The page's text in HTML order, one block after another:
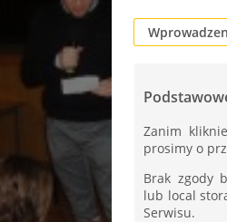
Zanim
prosimy o
Brak zgody
lub local
Serwisu.